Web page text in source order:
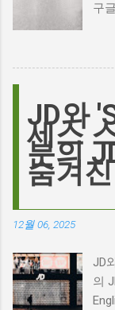
구
이
요?
이
는
끊
리
하
로
거
JD와
세스
분의
숨겨
12월 06, 2025
JD
의